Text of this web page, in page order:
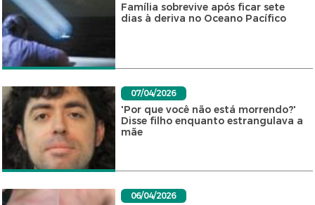
Família sobrevive após ficar sete
dias à deriva no Oceano Pacífico
07/04/2026
'Por que você não está morrendo?'
Disse filho enquanto estrangulava a
mãe
06/04/2026